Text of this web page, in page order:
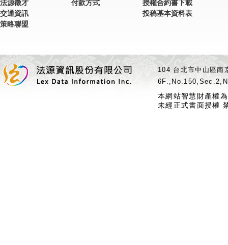
法源徵才
交通資訊
策略聯盟
付款方式
授權合約書下載
投稿基本資料表
104 台北市中山區
本網站智慧財產權
未經正式書面授權